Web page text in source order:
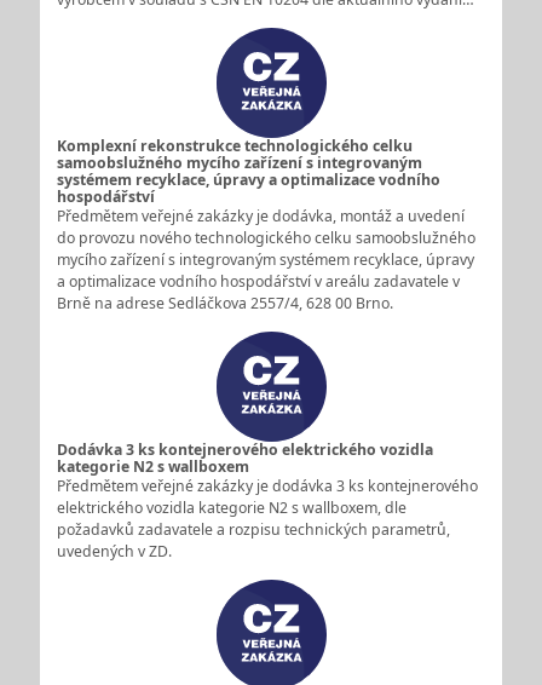
Komplexní rekonstrukce technologického celku
samoobslužného mycího zařízení s integrovaným
systémem recyklace, úpravy a optimalizace vodního
hospodářství
Předmětem veřejné zakázky je dodávka, montáž a uvedení
do provozu nového technologického celku samoobslužného
mycího zařízení s integrovaným systémem recyklace, úpravy
a optimalizace vodního hospodářství v areálu zadavatele v
Brně na adrese Sedláčkova 2557/4, 628 00 Brno.
Dodávka 3 ks kontejnerového elektrického vozidla
kategorie N2 s wallboxem
Předmětem veřejné zakázky je dodávka 3 ks kontejnerového
elektrického vozidla kategorie N2 s wallboxem, dle
požadavků zadavatele a rozpisu technických parametrů,
uvedených v ZD.